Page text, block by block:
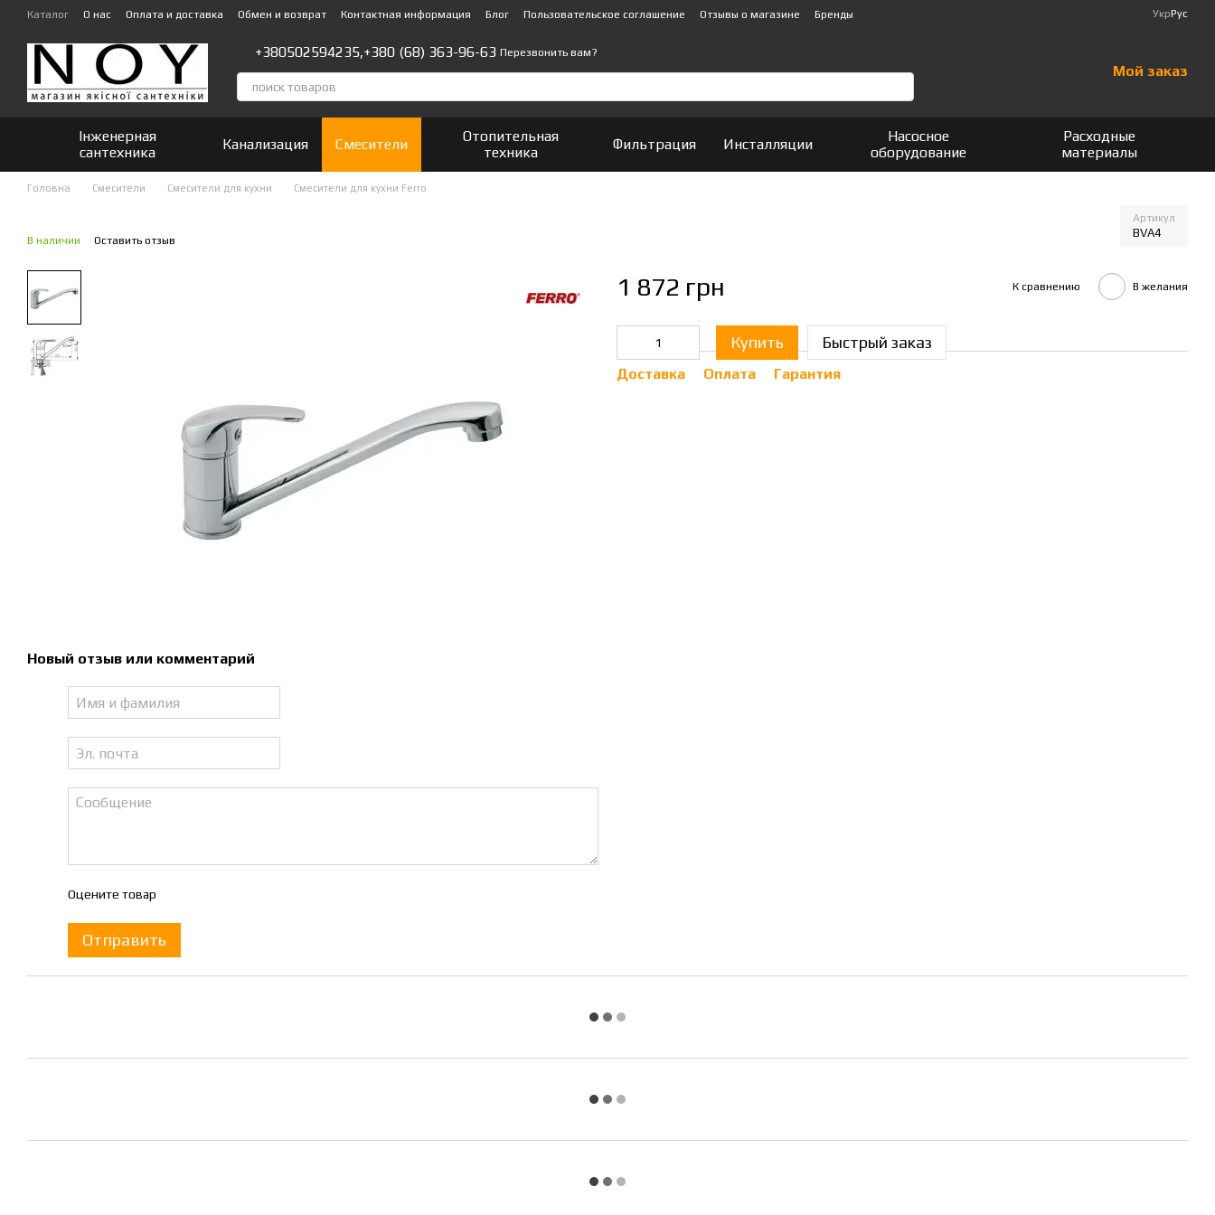
Перейти к основному контенту
Каталог О нас Оплата и доставка Обмен и возврат Контактная информация Блог Пользовательское соглашение Отзывы о магазине Бренды УкрРус
+380502594235,+380 (68) 363-96-63 Перезвонить вам?
Мой заказ
Інженерная
сантехника
Канализация Смесители
Отопительная
техника
Фильтрация Инсталляции
Насосное
оборудование
Расходные
материалы
Головна Смесители Смесители для кухни Смесители для кухни Ferro
Артикул
BVA4
В наличии Оставить отзыв
Новый отзыв или комментарий
Оцените товар
Отправить
1 872 грн К сравнению В желания
Купить Быстрый заказ
Доставка Оплата Гарантия